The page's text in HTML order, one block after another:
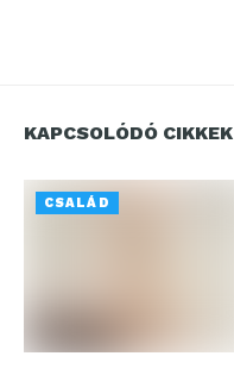
KAPCSOLÓDÓ CIKKEK
CSALÁD